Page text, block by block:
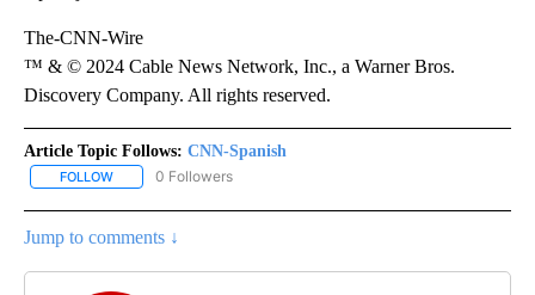
The-CNN-Wire
™ & © 2024 Cable News Network, Inc., a Warner Bros.
Discovery Company. All rights reserved.
Article Topic Follows: CNN-Spanish
FOLLOW FOLLOW "CNN-SPANISH" TO RECEIVE NOTIFICATIONS ABOUT
0 Followers
Jump to comments ↓